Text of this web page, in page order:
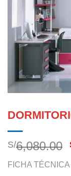
S/6,080.00
FICHA TÉCNICA